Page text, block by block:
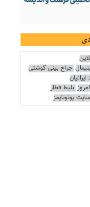
جراح بینی گوشتی
بلیط قطار
سایت یوتوتایمز